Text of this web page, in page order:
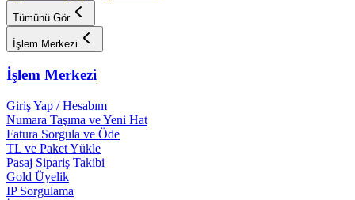
Tümünü Gör
İşlem Merkezi
İşlem Merkezi
Giriş Yap / Hesabım
Numara Taşıma ve Yeni Hat
Fatura Sorgula ve Öde
TL ve Paket Yükle
Pasaj Sipariş Takibi
Gold Üyelik
IP Sorgulama